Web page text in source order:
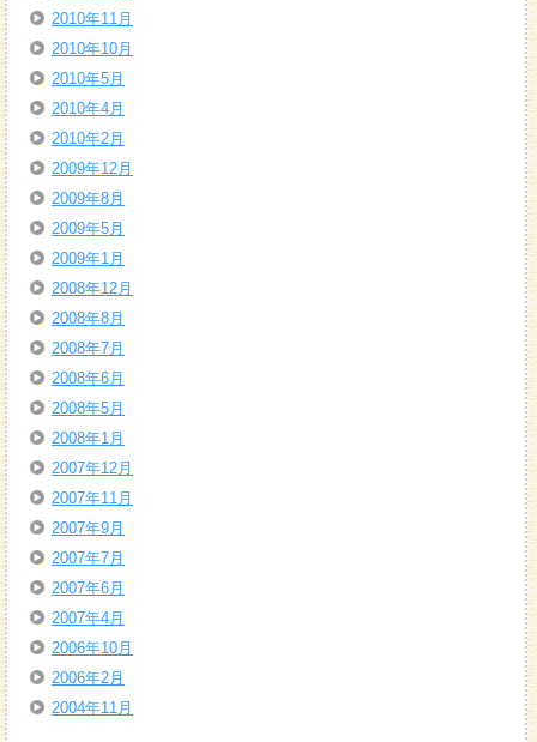
2010年11月
2010年10月
2010年5月
2010年4月
2010年2月
2009年12月
2009年8月
2009年5月
2009年1月
2008年12月
2008年8月
2008年7月
2008年6月
2008年5月
2008年1月
2007年12月
2007年11月
2007年9月
2007年7月
2007年6月
2007年4月
2006年10月
2006年2月
2004年11月